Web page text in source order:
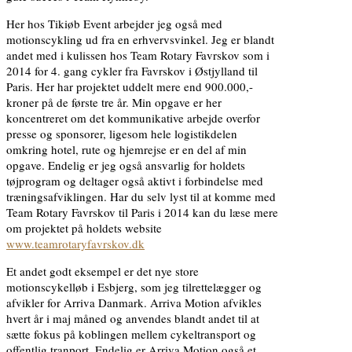
Her hos Tikiøb Event arbejder jeg også med
motionscykling ud fra en erhvervsvinkel. Jeg er blandt
andet med i kulissen hos Team Rotary Favrskov som i
2014 for 4. gang cykler fra Favrskov i Østjylland til
Paris. Her har projektet uddelt mere end 900.000,-
kroner på de første tre år. Min opgave er her
koncentreret om det kommunikative arbejde overfor
presse og sponsorer, ligesom hele logistikdelen
omkring hotel, rute og hjemrejse er en del af min
opgave. Endelig er jeg også ansvarlig for holdets
tøjprogram og deltager også aktivt i forbindelse med
træningsafviklingen. Har du selv lyst til at komme med
Team Rotary Favrskov til Paris i 2014 kan du læse mere
om projektet på holdets website
www.teamrotaryfavrskov.dk
Et andet godt eksempel er det nye store
motionscykelløb i Esbjerg, som jeg tilrettelægger og
afvikler for Arriva Danmark. Arriva Motion afvikles
hvert år i maj måned og anvendes blandt andet til at
sætte fokus på koblingen mellem cykeltransport og